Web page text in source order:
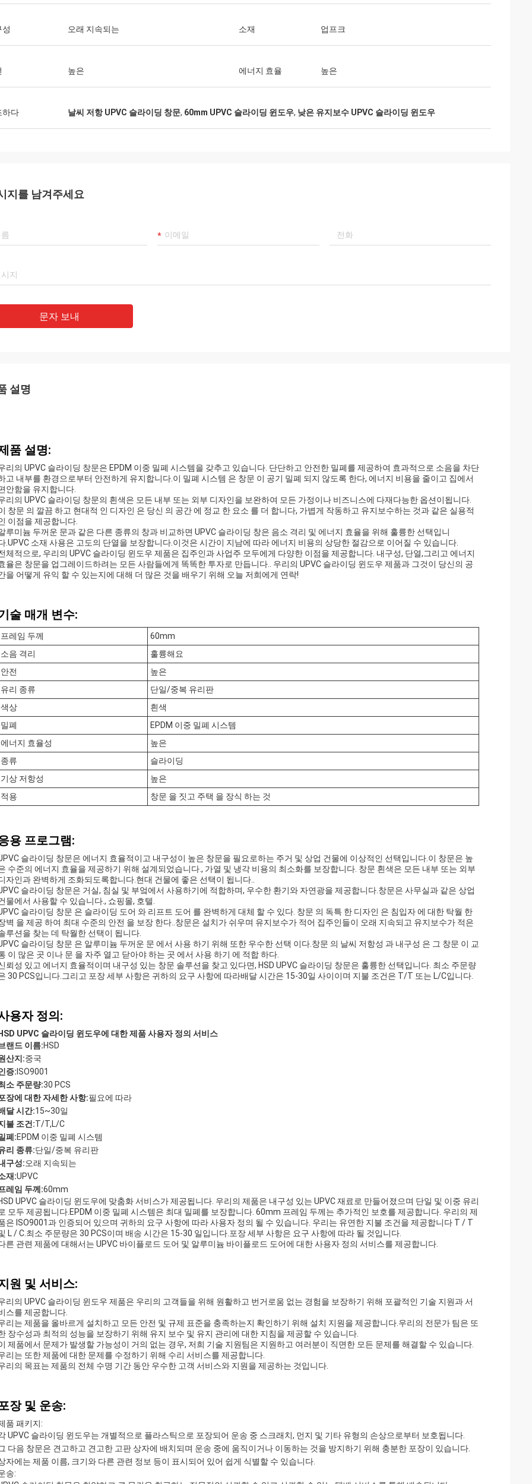
성 오래 지속되는 소재 업프크
높은 에너지 효율 높은
하다 날씨 저항 UPVC 슬라이딩 창문, 60mm UPVC 슬라이딩 윈도우, 낮은 유지보수 UPVC 슬라이딩 윈도우
지를 남겨주세요
문자 보내
설명
품 설명:
리의 UPVC 슬라이딩 창문은 EPDM 이중 밀폐 시스템을 갖추고 있습니다. 단단하고 안전한 밀폐를 제공하여 효과적으로 소음을 차단
고 내부를 환경으로부터 안전하게 유지합니다.이 밀폐 시스템 은 창문 이 공기 밀폐 되지 않도록 한다, 에너지 비용을 줄이고 집에서
안함을 유지합니다.
리의 UPVC 슬라이딩 창문의 흰색은 모든 내부 또는 외부 디자인을 보완하여 모든 가정이나 비즈니스에 다재다능한 옵션이됩니다.
창문 의 깔끔 하고 현대적 인 디자인 은 당신 의 공간 에 정교 한 요소 를 더 합니다, 가볍게 작동하고 유지보수하는 것과 같은 실용적
이점을 제공합니다.
루미늄 두꺼운 문과 같은 다른 종류의 창과 비교하면 UPVC 슬라이딩 창은 음소 격리 및 에너지 효율을 위해 훌륭한 선택입니
.UPVC 소재 사용은 고도의 단열을 보장합니다.이것은 시간이 지남에 따라 에너지 비용의 상당한 절감으로 이어질 수 있습니다.
체적으로, 우리의 UPVC 슬라이딩 윈도우 제품은 집주인과 사업주 모두에게 다양한 이점을 제공합니다. 내구성, 단열,그리고 에너지
율은 창문을 업그레이드하려는 모든 사람들에게 똑똑한 투자로 만듭니다.. 우리의 UPVC 슬라이딩 윈도우 제품과 그것이 당신의 공
을 어떻게 유익 할 수 있는지에 대해 더 많은 것을 배우기 위해 오늘 저희에게 연락!
술 매개 변수:
프레임 두께
60mm
소음 격리
훌륭해요
안전
높은
유리 종류
단일/중복 유리판
색상
흰색
밀폐
EPDM 이중 밀폐 시스템
에너지 효율성
높은
종류
슬라이딩
기상 저항성
높은
적용
창문 을 짓고 주택 을 장식 하는 것
용 프로그램:
슬라이딩 창문은 에너지 효율적이고 내구성이 높은 창문을 필요로하는 주거 및 상업 건물에 이상적인 선택입니다.이 창문은 높
수준의 에너지 효율을 제공하기 위해 설계되었습니다., 가열 및 냉각 비용의 최소화를 보장합니다. 창문 흰색은 모든 내부 또는 외부
자인과 완벽하게 조화되도록합니다.현대 건물에 좋은 선택이 됩니다..
슬라이딩 창문은 거실, 침실 및 부엌에서 사용하기에 적합하며, 우수한 환기와 자연광을 제공합니다.창문은 사무실과 같은 상업
물에서 사용할 수 있습니다., 쇼핑몰, 호텔.
슬라이딩 창문 은 슬라이딩 도어 와 리프트 도어 를 완벽하게 대체 할 수 있다. 창문 의 독특 한 디자인 은 침입자 에 대한 탁월 한
벽 을 제공 하여 최대 수준의 안전 을 보장 한다..창문은 설치가 쉬우며 유지보수가 적어 집주인들이 오래 지속되고 유지보수가 적은
루션을 찾는 데 탁월한 선택이 됩니다.
슬라이딩 창문 은 알루미늄 두꺼운 문 에서 사용 하기 위해 또한 우수한 선택 이다.창문 의 날씨 저항성 과 내구성 은 그 창문 이 교
이 많은 곳 이나 문 을 자주 열고 닫아야 하는 곳 에서 사용 하기 에 적합 하다.
뢰성 있고 에너지 효율적이며 내구성 있는 창문 솔루션을 찾고 있다면, HSD UPVC 슬라이딩 창문은 훌륭한 선택입니다. 최소 주문량
30 PCS입니다.그리고 포장 세부 사항은 귀하의 요구 사항에 따라배달 시간은 15-30일 사이이며 지불 조건은 T/T 또는 L/C입니다.
용자 정의:
UPVC 슬라이딩 윈도우에 대한 제품 사용자 정의 서비스
랜드 이름:HSD
산지:중국
증: ISO9001
소 주문량:30 PCS
장에 대한 자세한 사항:필요에 따라
달 시간:15~30일
불 조건:T/T,L/C
폐:EPDM 이중 밀폐 시스템
리 종류:단일/중복 유리판
구성:오래 지속되는
재:UPVC
레임 두께:60mm
UPVC 슬라이딩 윈도우에 맞춤화 서비스가 제공됩니다. 우리의 제품은 내구성 있는 UPVC 재료로 만들어졌으며 단일 및 이중 유리
모두 제공됩니다.EPDM 이중 밀폐 시스템은 최대 밀폐를 보장합니다. 60mm 프레임 두께는 추가적인 보호를 제공합니다. 우리의 제
은 ISO9001과 인증되어 있으며 귀하의 요구 사항에 따라 사용자 정의 될 수 있습니다. 우리는 유연한 지불 조건을 제공합니다 T / T
L / C.최소 주문량은 30 PCS이며 배송 시간은 15-30 일입니다.포장 세부 사항은 요구 사항에 따라 될 것입니다.
른 관련 제품에 대해서는 UPVC 바이플로드 도어 및 알루미늄 바이플로드 도어에 대한 사용자 정의 서비스를 제공합니다.
원 및 서비스:
리의 UPVC 슬라이딩 윈도우 제품은 우리의 고객들을 위해 원활하고 번거로움 없는 경험을 보장하기 위해 포괄적인 기술 지원과 서
스를 제공합니다.
리는 제품을 올바르게 설치하고 모든 안전 및 규제 표준을 충족하는지 확인하기 위해 설치 지원을 제공합니다.우리의 전문가 팀은 또
장수성과 최적의 성능을 보장하기 위해 유지 보수 및 유지 관리에 대한 지침을 제공할 수 있습니다.
제품에서 문제가 발생할 가능성이 거의 없는 경우, 저희 기술 지원팀은 지원하고 여러분이 직면한 모든 문제를 해결할 수 있습니다.
리는 또한 제품에 대한 문제를 수정하기 위해 수리 서비스를 제공합니다.
리의 목표는 제품의 전체 수명 기간 동안 우수한 고객 서비스와 지원을 제공하는 것입니다.
장 및 운송:
품 패키지:
UPVC 슬라이딩 윈도우는 개별적으로 플라스틱으로 포장되어 운송 중 스크래치, 먼지 및 기타 유형의 손상으로부터 보호됩니다.
다음 창문은 견고하고 견고한 고판 상자에 배치되며 운송 중에 움직이거나 이동하는 것을 방지하기 위해 충분한 포장이 있습니다.
자에는 제품 이름, 크기와 다른 관련 정보 등이 표시되어 있어 쉽게 식별할 수 있습니다.
송: